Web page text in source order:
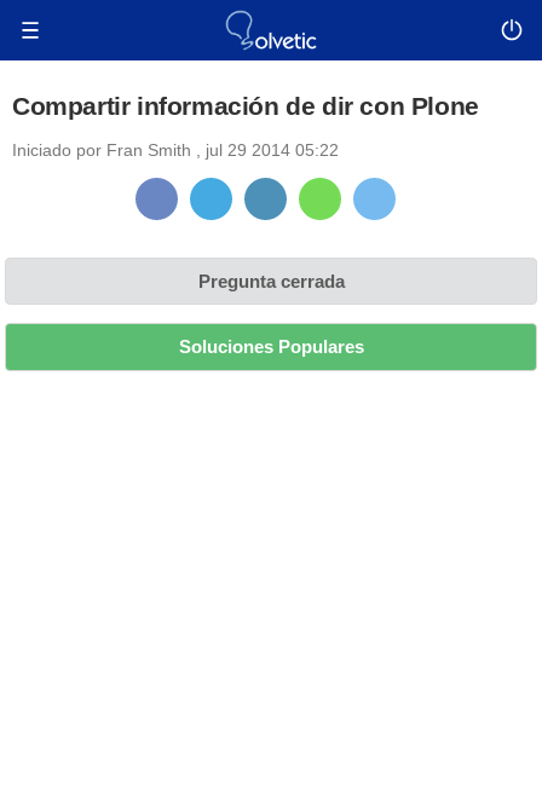
Compartir información de dir con Plone
Iniciado por Fran Smith jul 29 2014 05:22
Pregunta cerrada
Soluciones Populares